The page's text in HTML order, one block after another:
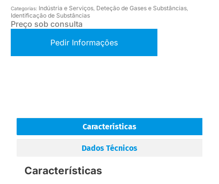
Categorias: Indústria e Serviços, Deteção de Gases e Substâncias,
Identificação de Substâncias
Preço sob consulta
Pedir Informações
Características
Dados Técnicos
Características